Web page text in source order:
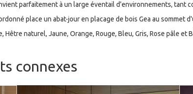
parfaitement à un large éventail d'environnements, tant
place un abat-jour en placage de bois Gea au sommet
naturel, Jaune, Orange, Rouge, Bleu, Gris, Rose pâle et
connexes